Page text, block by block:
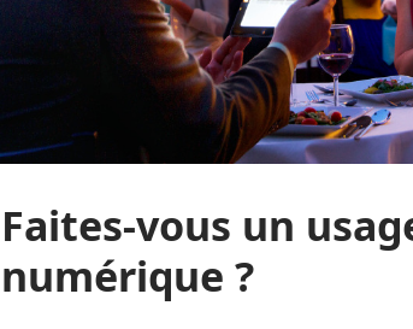
Faites-vous un
numérique ?